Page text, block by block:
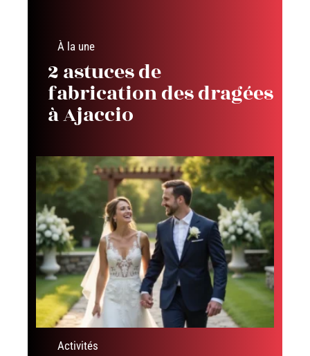
À la une
2 astuces de
fabrication des dragées
à Ajaccio
Activités